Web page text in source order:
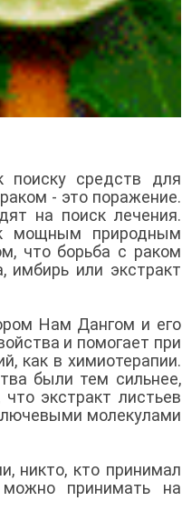
средств для
- это поражение.
на поиск лечения.
мощным природным
что борьба с раком
имбирь или экстракт
Нам Дангом и его
и помогает при
как в химиотерапии.
были тем сильнее,
экстракт листьев
молекулами
никто, кто принимал
можно принимать на